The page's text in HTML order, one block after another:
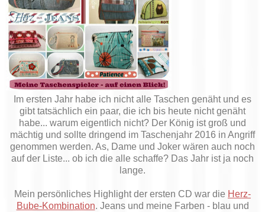
Im ersten Jahr habe ich nicht alle Taschen genäht und es
gibt tatsächlich ein paar, die ich bis heute nicht genäht
habe... warum eigentlich nicht? Der König ist groß und
mächtig und sollte dringend im Taschenjahr 2016 in Angriff
genommen werden. As, Dame und Joker wären auch noch
auf der Liste... ob ich die alle schaffe? Das Jahr ist ja noch
lange.
Mein persönliches Highlight der ersten CD war die Herz-
Bube-Kombination. Jeans und meine Farben - blau und